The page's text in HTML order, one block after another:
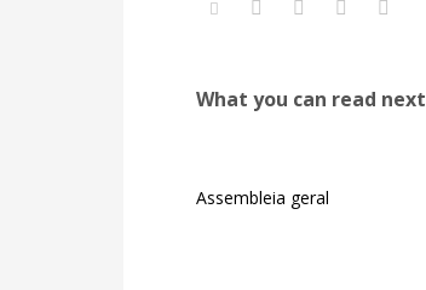
What you can read next
Assembleia geral